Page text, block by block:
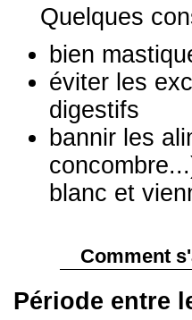
Quelques
bien
éviter les
digestifs
bannir les
blanc et
Comment
Période entre